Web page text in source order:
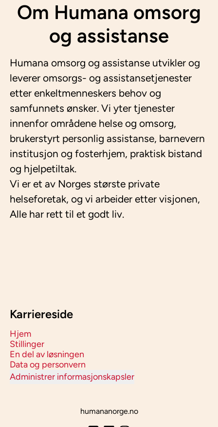
Om Humana omsorg
og assistanse
Humana omsorg og assistanse utvikler og
leverer omsorgs- og assistansetjenester
etter enkeltmenneskers behov og
samfunnets ønsker. Vi yter tjenester
innenfor områdene helse og omsorg,
brukerstyrt personlig assistanse, barnevern
institusjon og fosterhjem, praktisk bistand
og hjelpetiltak.
Vi er et av Norges største private
helseforetak, og vi arbeider etter visjonen,
Alle har rett til et godt liv.
Karriereside
Hjem
Stillinger
En del av løsningen
Data og personvern
Administrer informasjonskapsler
humananorge.no